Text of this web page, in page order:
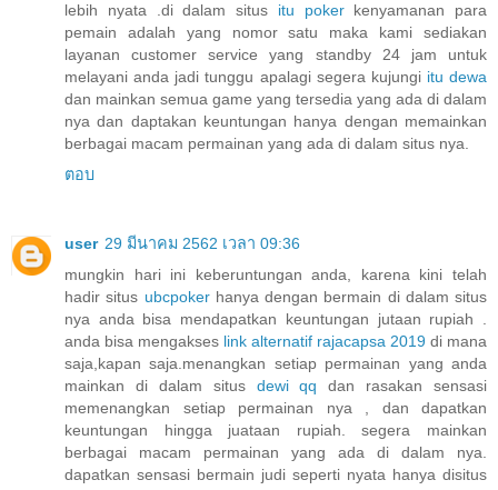
lebih nyata .di dalam situs itu pokerkenyamanan para
pemain adalah yang nomor satu maka kami sediakan
layanan customer service yang standby 24 jam untuk
melayani anda jadi tunggu apalagi segera kujungi itu dewa
dan mainkan semua game yang tersedia yang ada di dalam
nya dan daptakan keuntungan hanya dengan memainkan
berbagai macam permainan yang ada di dalam situs nya.
ตอบ
user 29 มีนาคม 2562 เวลา 09:36
mungkin hari ini keberuntungan anda, karena kini telah
hadir situs ubcpokerhanya dengan bermain di dalam situs
nya anda bisa mendapatkan keuntungan jutaan rupiah .
anda bisa mengakses link alternatif rajacapsa 2019 di mana
saja,kapan saja.menangkan setiap permainan yang anda
mainkan di dalam situs dewi qq dan rasakan sensasi
memenangkan setiap permainan nya , dan dapatkan
keuntungan hingga juataan rupiah. segera mainkan
berbagai macam permainan yang ada di dalam nya.
dapatkan sensasi bermain judi seperti nyata hanya disitus